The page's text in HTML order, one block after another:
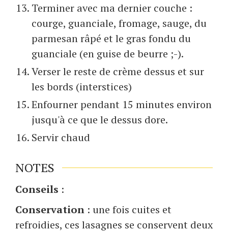
Terminer avec ma dernier couche :
courge, guanciale, fromage, sauge, du
parmesan râpé et le gras fondu du
guanciale (en guise de beurre ;-).
Verser le reste de crème dessus et sur
les bords (interstices)
Enfourner pendant 15 minutes environ
jusqu'à ce que le dessus dore.
Servir chaud
NOTES
Conseils :
Conservation : une fois cuites et
refroidies, ces lasagnes se conservent deux